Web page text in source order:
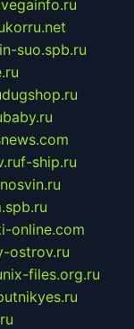
korru.net
suo.spb.ru
dugshop.ru
f-ship.ru
online.com
ostrov.ru
nix-files.org.ru